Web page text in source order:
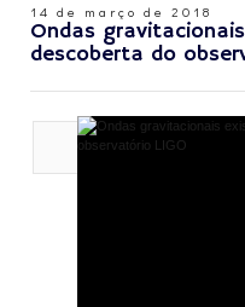
14 de março de 2018
Ondas
descoberta do